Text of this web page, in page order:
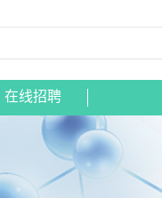
在线招聘